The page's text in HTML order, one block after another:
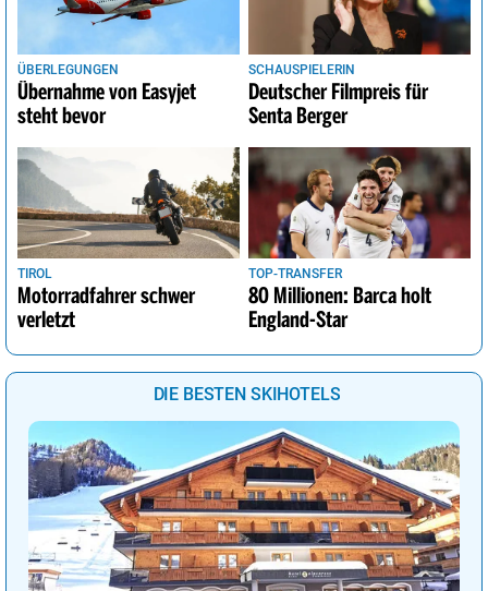
ÜBERLEGUNGEN
Übernahme von Easyjet
steht bevor
SCHAUSPIELERIN
Deutscher Filmpreis für
Senta Berger
TIROL
Motorradfahrer schwer
verletzt
TOP-TRANSFER
80 Millionen: Barca holt
England-Star
DIE BESTEN SKIHOTELS